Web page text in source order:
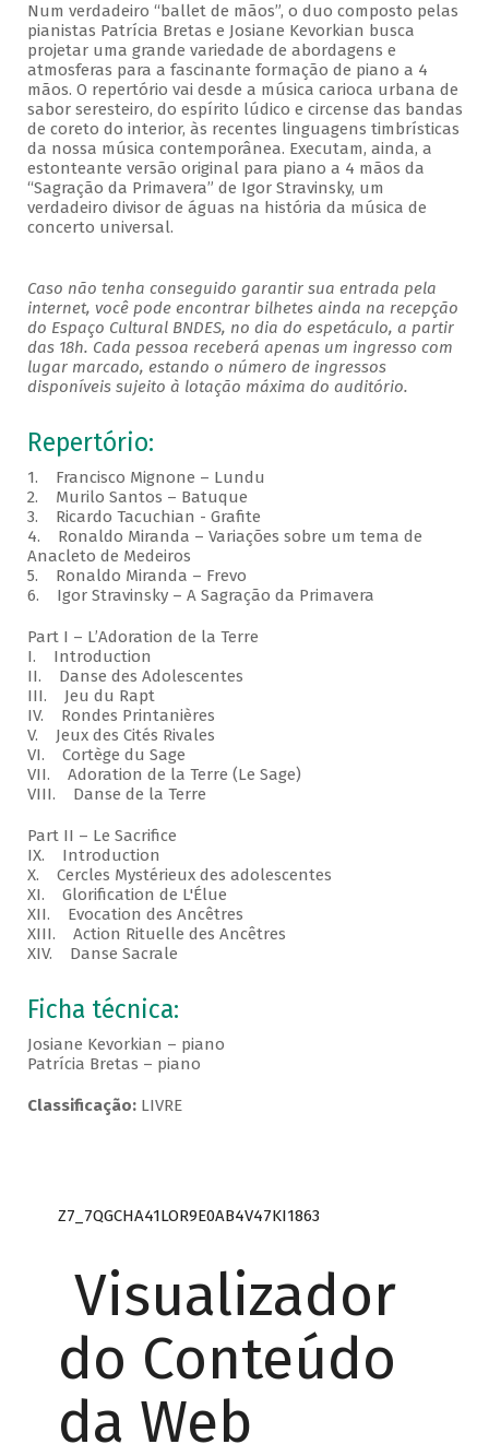
Num verdadeiro “ballet de mãos”, o duo composto pelas
pianistas Patrícia Bretas e Josiane Kevorkian busca
projetar uma grande variedade de abordagens e
atmosferas para a fascinante formação de piano a 4
mãos. O repertório vai desde a música carioca urbana de
sabor seresteiro, do espírito lúdico e circense das bandas
de coreto do interior, às recentes linguagens timbrísticas
da nossa música contemporânea. Executam, ainda, a
estonteante versão original para piano a 4 mãos da
“Sagração da Primavera” de Igor Stravinsky, um
verdadeiro divisor de águas na história da música de
concerto universal.
Caso não tenha conseguido garantir sua entrada pela
internet, você pode encontrar bilhetes ainda na recepção
do Espaço Cultural BNDES, no dia do espetáculo, a partir
das 18h. Cada pessoa receberá apenas um ingresso com
lugar marcado, estando o número de ingressos
disponíveis sujeito à lotação máxima do auditório.
Repertório:
1. Francisco Mignone – Lundu
2. Murilo Santos – Batuque
3. Ricardo Tacuchian - Grafite
4. Ronaldo Miranda – Variações sobre um tema de
Anacleto de Medeiros
5. Ronaldo Miranda – Frevo
6. Igor Stravinsky – A Sagração da Primavera
Part I – L’Adoration de la Terre
I. Introduction
II. Danse des Adolescentes
III. Jeu du Rapt
IV. Rondes Printanières
V. Jeux des Cités Rivales
VI. Cortège du Sage
VII. Adoration de la Terre (Le Sage)
VIII. Danse de la Terre
Part II – Le Sacrifice
IX. Introduction
X. Cercles Mystérieux des adolescentes
XI. Glorification de L'Élue
XII. Evocation des Ancêtres
XIII. Action Rituelle des Ancêtres
XIV. Danse Sacrale
Ficha técnica:
Josiane Kevorkian – piano
Patrícia Bretas – piano
Classificação:LIVRE
Z7_7QGCHA41LOR9E0AB4V47KI1863
Visualizador
do Conteúdo
da Web